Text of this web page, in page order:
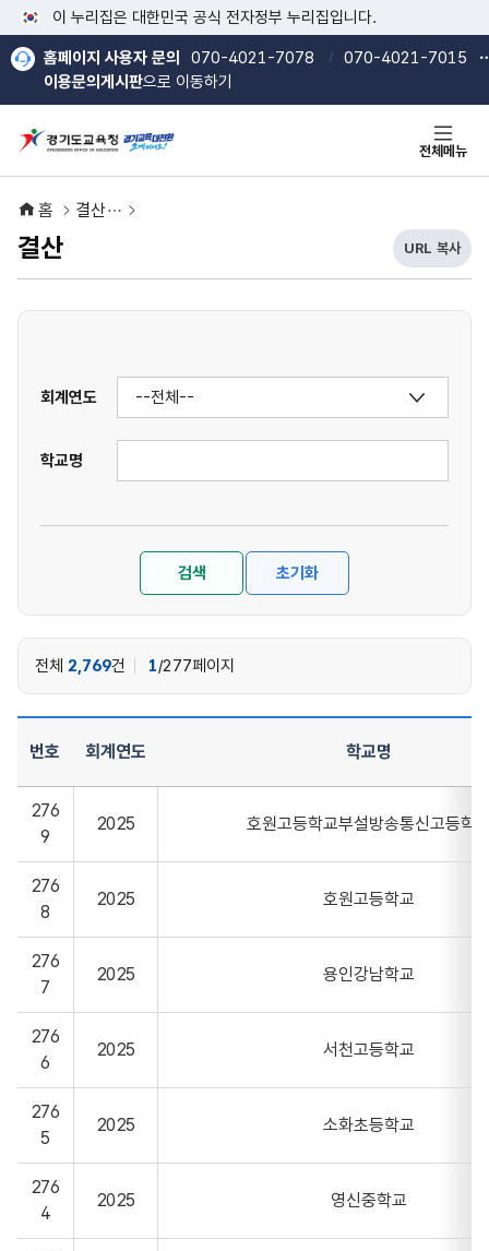
본문 바로가기
메인메뉴 바로가기
이 누리집은 대한민국 공식 전자정부 누리집입니다.
홈페이지 사용자 문의 070-4021-7078
070-4021-7015
이용문의게시판으로 이동하기
전체메뉴
홈 결산
결산
열기
열기
URL 복사
현
재
사
튼
회계연도
학교명
검색 초기화
전체 2,769건 1/277페이지
번호 회계연도 학교명
276
9
2025 호원고등학교부설방송통신고등학
276
8
2025 호원고등학교
276
7
2025 용인강남학교
276
6
2025 서천고등학교
276
5
2025 소화초등학교
276
4
2025 영신중학교